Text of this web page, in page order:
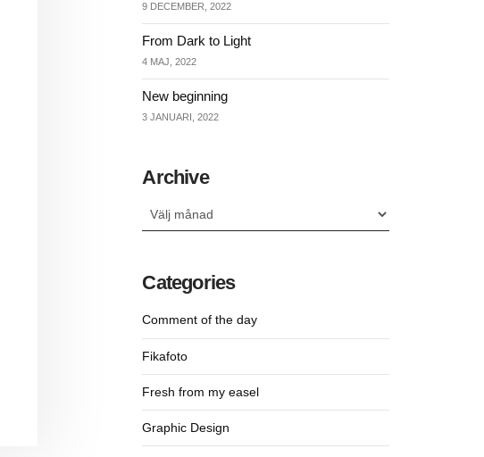
9 DECEMBER, 2022
From Dark to Light
4 MAJ, 2022
New beginning
3 JANUARI, 2022
Archive
Archive
Categories
Comment of the day
Fikafoto
Fresh from my easel
Graphic Design